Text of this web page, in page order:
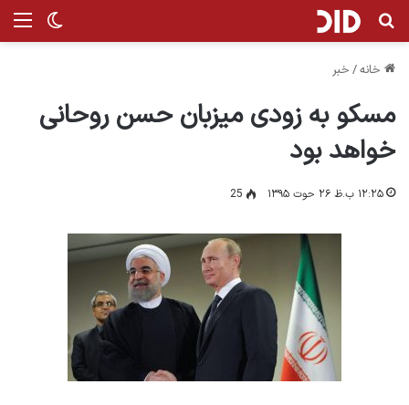
تغییر جستجو برای
خانه/ خبر
مسکو به زودی میزبان حسن روحانی
خواهد بود
۱۲:۲۵ ب.ظ ۲۶ حوت ۱۳۹۵ 25